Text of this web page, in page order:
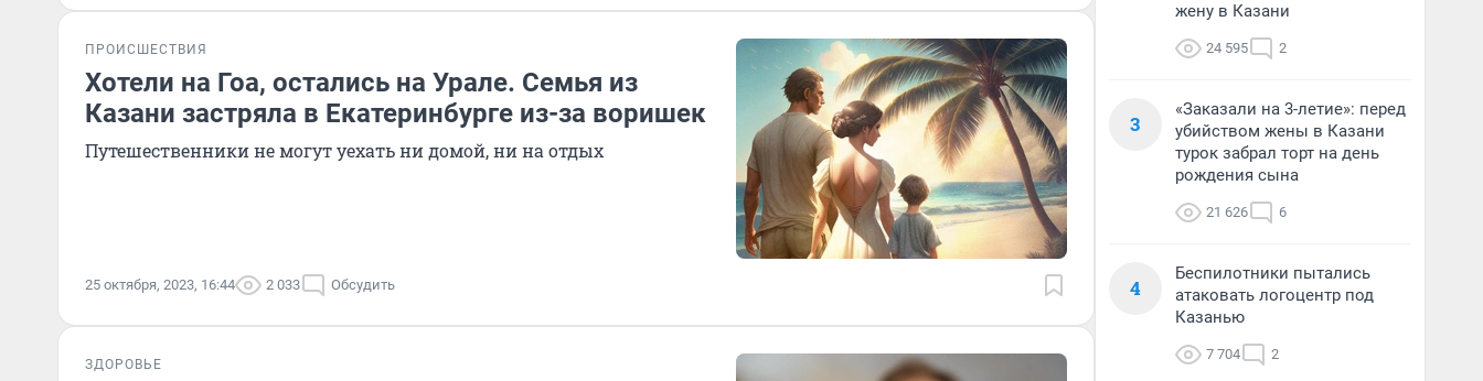
ПРОИСШЕСТВИЯ
Хотели на Гоа, остались на Урале. Семья из
Казани застряла в Екатеринбурге из-за воришек
Путешественники не могут уехать ни домой, ни на отдых
25 октября, 2023, 16:44 2 033 Обсудить
ЗДОРОВЬЕ
жену в Казани
24 595 2
3
«Заказали на 3-летие»: перед
убийством жены в Казани
турок забрал торт на день
рождения сына
21 626 6
4
Беспилотники пытались
атаковать логоцентр под
Казанью
7 704 2